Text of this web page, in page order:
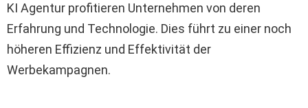
KI Agentur profitieren Unternehmen von deren
Erfahrung und Technologie. Dies führt zu einer noch
höheren Effizienz und Effektivität der
Werbekampagnen.